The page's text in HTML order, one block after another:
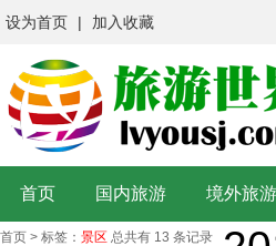
设为首页 | 加入收藏
首页 国内旅游 境外旅游
首页 > 标签： 景区 总共有 13 条记录